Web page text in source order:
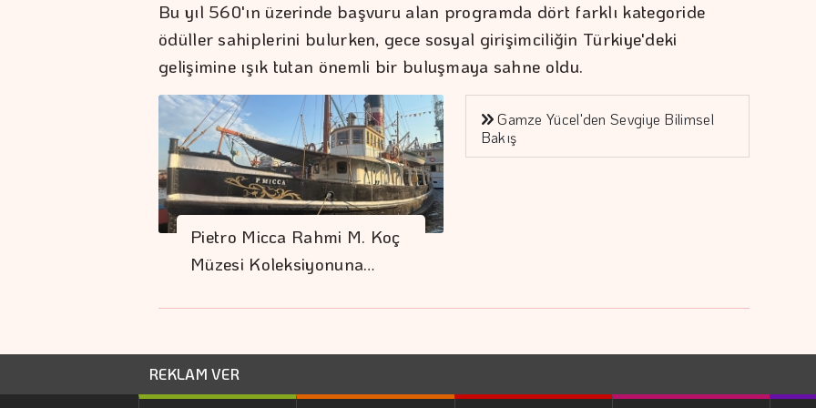
Bu yıl 560'ın üzerinde başvuru alan programda dört farklı kategoride
ödüller sahiplerini bulurken, gece sosyal girişimciliğin Türkiye'deki
gelişimine ışık tutan önemli bir buluşmaya sahne oldu.
Pietro Micca Rahmi M. Koç
Müzesi Koleksiyonuna…
Gamze Yücel'den Sevgiye Bilimsel
Bakış
REKLAM VER